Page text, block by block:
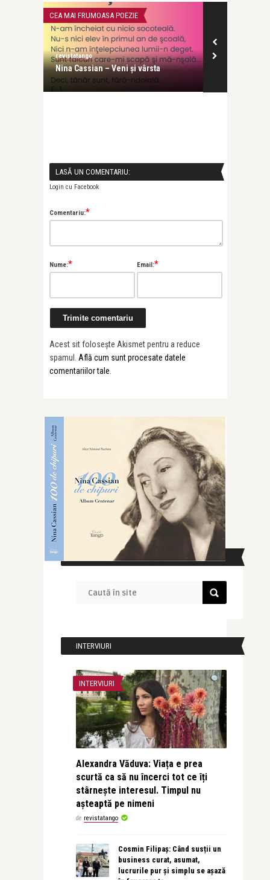
CEA MAI FRUMOASA POEZIE
revistatango
Nina Cassian – Veni și vârsta
LASĂ UN COMENTARIU:
Login cu Facebook
Comentariu:*
Nume:* Email:*
Acest sit folosește Akismet pentru a reduce
spamul. Află cum sunt procesate datele
comentariilor tale.
CAUTĂ ÎN SITE
INTERVIURI
INTERVIURI
Alexandra Văduva: Viața e prea
scurtă ca să nu încerci tot ce îți
stârnește interesul. Timpul nu
așteaptă pe nimeni
de revistatango
Cosmin Filipaș: Când susții un
business curat, asumat,
lucrurile pur și simplu se așază